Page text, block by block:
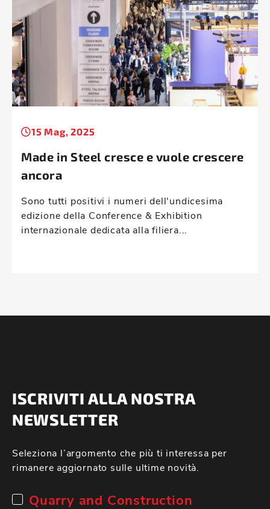
15 Mag, 2025
Made in Steel cresce e vuole crescere
ancora
Sono tutti positivi i numeri dell'undicesima
edizione della Conference & Exhibition
internazionale dedicata alla filiera...
ISCRIVITI ALLA NOSTRA
NEWSLETTER
Seleziona l’argomento che più ti interessa per
rimanere aggiornato sulle ultime novità.
Quarry and Construction